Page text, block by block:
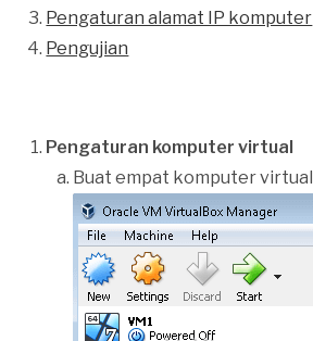
Pengaturan alamat IP komputer
Pengujian
Pengaturan komputer virtual
Buat empat komputer virtual